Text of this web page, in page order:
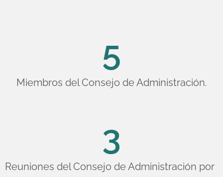
Miembros del Consejo de Administración.
5
Reuniones del Consejo de Administración por
3